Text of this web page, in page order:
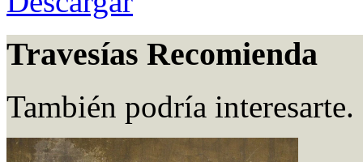
Travesías Recomienda
También podría interesarte.